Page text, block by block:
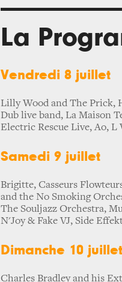
La
Vendredi 8 juillet
Lilly Wood and The Prick,
Dub live band, La Maison
Electric Rescue Live, Ao, L
Samedi 9 juillet
Brigitte, Casseurs
and the No Smoking
The Souljazz Orchestra,
N'Joy & Fake VJ, Side
Dimanche 10 juillet
Charles Bradley and his